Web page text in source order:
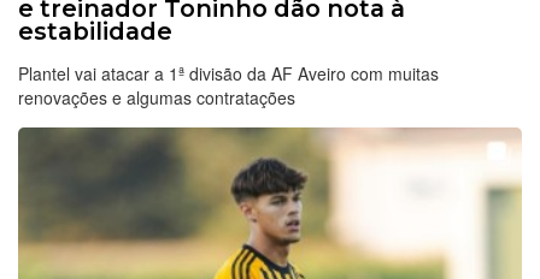
e treinador Toninho dão nota à
estabilidade
Plantel vai atacar a 1ª divisão da AF Aveiro com muitas
renovações e algumas contratações